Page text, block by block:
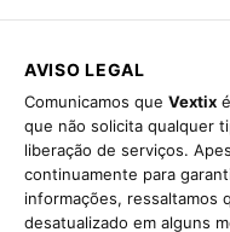
AVISO LEGAL
Comunicamos que Vextix
que não solicita qualquer
liberação de serviços.
continuamente para
informações, ressaltamos
desatualizado em alguns